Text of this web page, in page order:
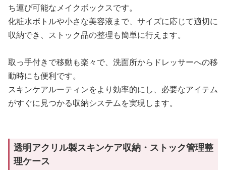
ち運び可能なメイクボックスです。
化粧水ボトルや小さな美容液まで、サイズに応じて適切に
収納でき、ストック品の整理も簡単に行えます。
取っ手付きで移動も楽々で、洗面所からドレッサーへの移
動時にも便利です。
スキンケアルーティンをより効率的にし、必要なアイテム
がすぐに見つかる収納システムを実現します。
透明アクリル製スキンケア収納・ストック管理整
理ケース